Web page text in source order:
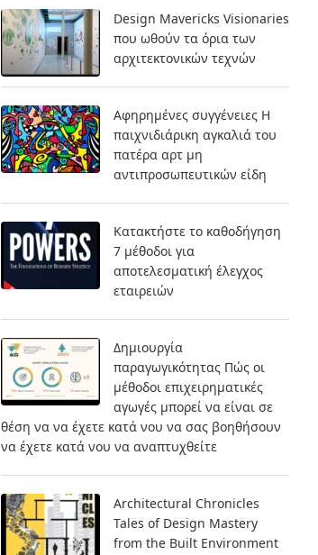
Design Mavericks Visionaries
που ωθούν τα όρια των
αρχιτεκτονικών τεχνών
Αφηρημένες συγγένειες Η
παιχνιδιάρικη αγκαλιά του
πατέρα αρτ μη
αντιπροσωπευτικών είδη
Κατακτήστε το καθοδήγηση
7 μέθοδοι για
αποτελεσματική έλεγχος
εταιρειών
Δημιουργία
παραγωγικότητας Πώς οι
μέθοδοι επιχειρηματικές
αγωγές μπορεί να είναι σε
θέση να να έχετε κατά νου να σας βοηθήσουν
να έχετε κατά νου να αναπτυχθείτε
Architectural Chronicles
Tales of Design Mastery
from the Built Environment